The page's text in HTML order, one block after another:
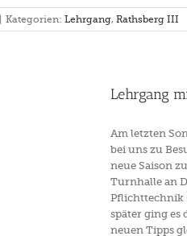
Kategorien: Lehrgang, Rathsberg III
Lehrgang
Am letzten
bei uns zu
neue Saison
Turnhalle an
Pflichttechnik
später ging es
neuen Tipps